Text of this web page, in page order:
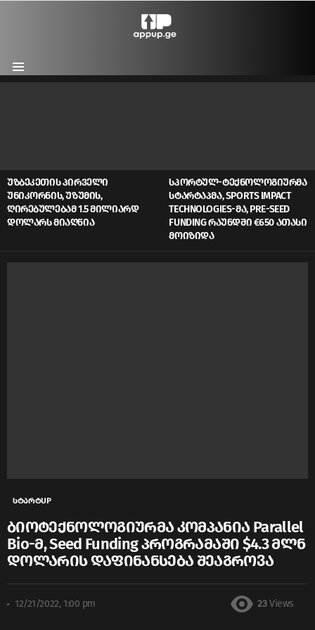
Menu
ᲣᲖᲑᲔᲙᲔᲗᲘᲡ ᲞᲘᲠᲕᲔᲚᲘ
ᲣᲜᲘᲙᲝᲠᲜᲘᲡ, ᲣᲖᲣᲛᲘᲡ,
ᲦᲘᲠᲔᲑᲣᲚᲔᲑᲐᲛ 1.5 ᲛᲘᲚᲘᲐᲠᲓ
ᲓᲝᲚᲐᲠᲡ ᲛᲘᲐᲦᲬᲘᲐ
ᲡᲞᲝᲠᲢᲣᲚ-ᲢᲔᲥᲜᲝᲚᲝᲒᲘᲣᲠᲛᲐ
ᲡᲢᲐᲠᲢᲐᲞᲛᲐ, SPORTS IMPACT
TECHNOLOGIES-ᲛᲐ, PRE-SEED
FUNDING ᲠᲐᲣᲜᲓᲨᲘ €650 ᲐᲗᲐᲡᲘ
ᲛᲝᲘᲖᲘᲓᲐ
სტარტUP
ბიოტექნოლოგიურმა კომპანია Parallel
Bio-მ, Seed Funding პროგრამაში $4.3 მლნ
დოლარის დაფინანსება შეაგროვა
12/21/2022, 1:00 pm 23 Views